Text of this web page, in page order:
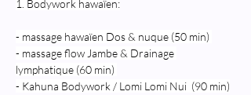
1. Bodywork hawaïen:
- massage hawaïen Dos & nuque (50 min)
- massage flow Jambe & Drainage
lymphatique (60 min)
- Kahuna Bodywork / Lomi Lomi Nui  (90 min)